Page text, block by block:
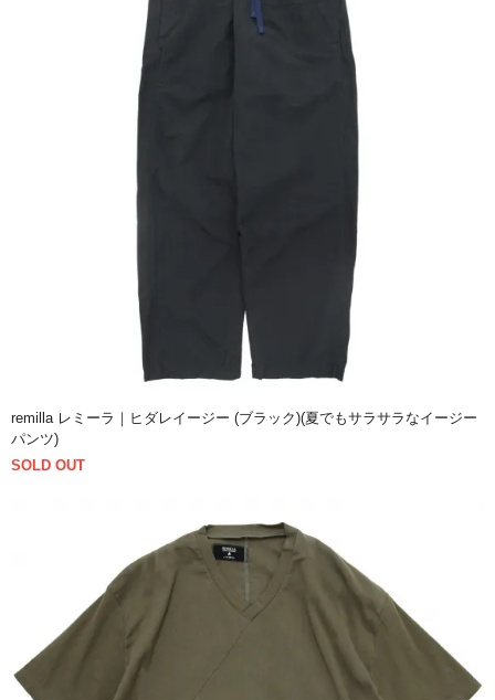
remilla レミーラ｜ヒダレイージー (ブラック)(夏でもサラサラなイージー
パンツ)
SOLD OUT